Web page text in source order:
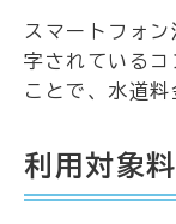
スマートフォ
字されているコ
ことで、水道料
利用対象